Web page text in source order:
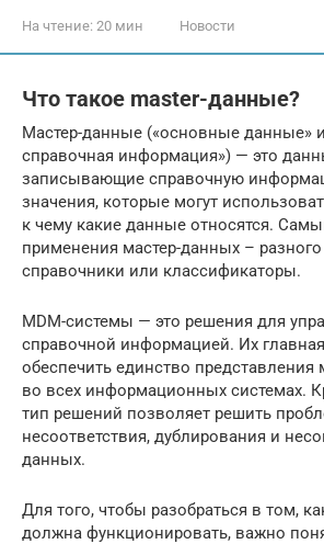
На чтение: 20 мин Новости
Что такое master-данные?
Мастер-данные («основные данные»
справочная информация») — это
записывающие справочную
значения, которые могут
к чему какие данные относятся.
применения мастер-данных –
справочники или классификаторы.
MDM-системы — это решения для
справочной информацией. Их
обеспечить единство
во всех информационных системах.
тип решений позволяет решить
несоответствия, дублирования и
данных.
Для того, чтобы разобраться в том,
должна функционировать, важно